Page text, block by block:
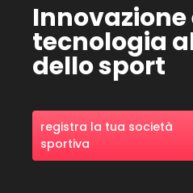
Innovazione
tecnologia
dello sport
registra la tua società
sportiva